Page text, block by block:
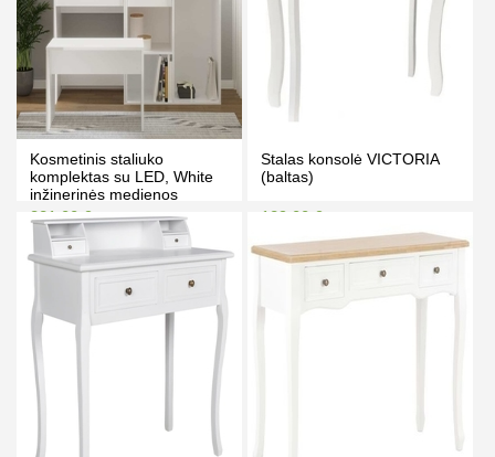
Kosmetinis staliuko
komplektas su LED, White
inžinerinės medienos
321.00 €
Kaina prisijungus
332.00 €
Stalas konsolė VICTORIA
(baltas)
129.00 €
Kaina prisijungus
PIRKTI